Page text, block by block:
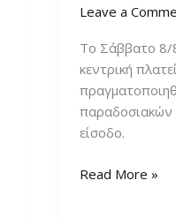
Leave a
Το Σάββατο 8/
κεντρική
παραδοσιακών
είσοδο.
22ο
Read More »